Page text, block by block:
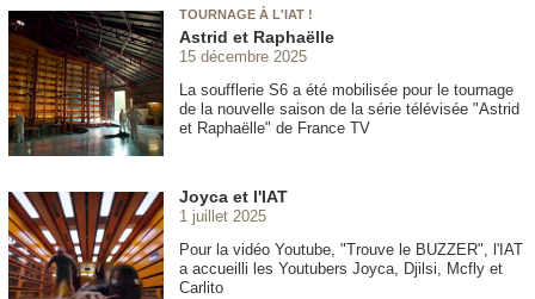
TOURNAGE À L'IAT !
Astrid et Raphaëlle
15 décembre 2025
La soufflerie S6 a été mobilisée pour le tournage
de la nouvelle saison de la série télévisée "Astrid
et Raphaëlle" de France TV
Joyca et l'IAT
1 juillet 2025
Pour la vidéo Youtube, "Trouve le BUZZER", l'IAT
a accueilli les Youtubers Joyca, Djilsi, Mcfly et
Carlito